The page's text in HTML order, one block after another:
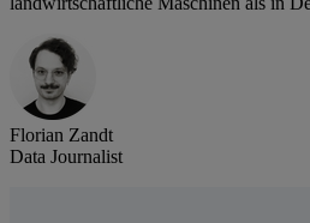
Florian Zandt
Data Journalist